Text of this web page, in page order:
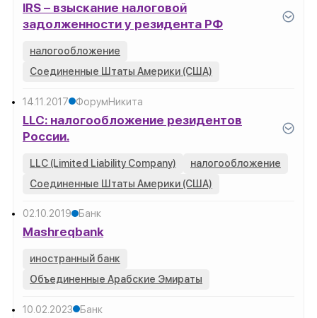
IRS – взыскание налоговой
задолженности у резидента РФ
налогообложение
Соединенные Штаты Америки (США)
14.11.2017 ФорумНикита
LLC: налогообложение резидентов
России.
LLC (Limited Liability Company)
налогообложение
Соединенные Штаты Америки (США)
02.10.2019 Банк
Mashreqbank
иностранный банк
Объединенные Арабские Эмираты
10.02.2023 Банк